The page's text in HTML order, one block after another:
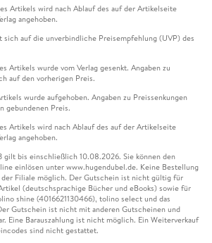
Artikels wird nach Ablauf des auf der Artikelseite
angehoben.
sich auf die unverbindliche Preisempfehlung (UVP) des
Artikels wurde vom Verlag gesenkt. Angaben zu
auf den vorherigen Preis.
wurde aufgehoben. Angaben zu Preissenkungen
gebundenen Preis.
Artikels wird nach Ablauf des auf der Artikelseite
angehoben.
gilt bis einschließlich 10.08.2026. Sie können den
einlösen unter www.hugendubel.de. Keine Bestellung
Filiale möglich. Der Gutschein ist nicht gültig für
(deutschsprachige Bücher und eBooks) sowie für
shine (4016621130466), tolino select und das
Gutschein ist nicht mit anderen Gutscheinen und
Eine Barauszahlung ist nicht möglich. Ein Weiterverkauf
sind nicht gestattet.